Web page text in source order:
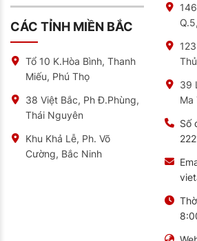
còn có những ưu đãi đặc biệt dành
Hãy liên hệ ngay với chúng tôi để
trợ lựa chọn được loại ắc quy phù
nhé.
CÁC TỈNH MIỀN BẮC
Tổ 10 K.Hòa Bình, Thanh
Miếu, Phú Thọ
38 Việt Bắc, Ph Đ.Phùng,
Thái Nguyên
Khu Khả Lễ, Ph. Võ
Cường, Bắc Ninh
39
Ma
Số